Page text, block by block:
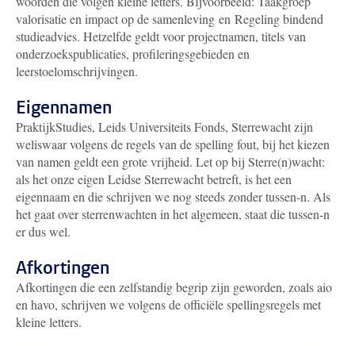
valorisatie en impact op de samenleving en Regeling bindend
studieadvies. Hetzelfde geldt voor projectnamen, titels van
onderzoekspublicaties, profileringsgebieden en
leerstoelomschrijvingen.
Eigennamen
PraktijkStudies, Leids Universiteits Fonds, Sterrewacht zijn
weliswaar volgens de regels van de spelling fout, bij het kiezen
van namen geldt een grote vrijheid. Let op bij Sterre(n)wacht:
als het onze eigen Leidse Sterrewacht betreft, is het een
eigennaam en die schrijven we nog steeds zonder tussen-n. Als
het gaat over sterrenwachten in het algemeen, staat die tussen-n
er dus wel.
Afkortingen
Afkortingen die een zelfstandig begrip zijn geworden, zoals aio
en havo, schrijven we volgens de officiële spellingsregels met
kleine letters.